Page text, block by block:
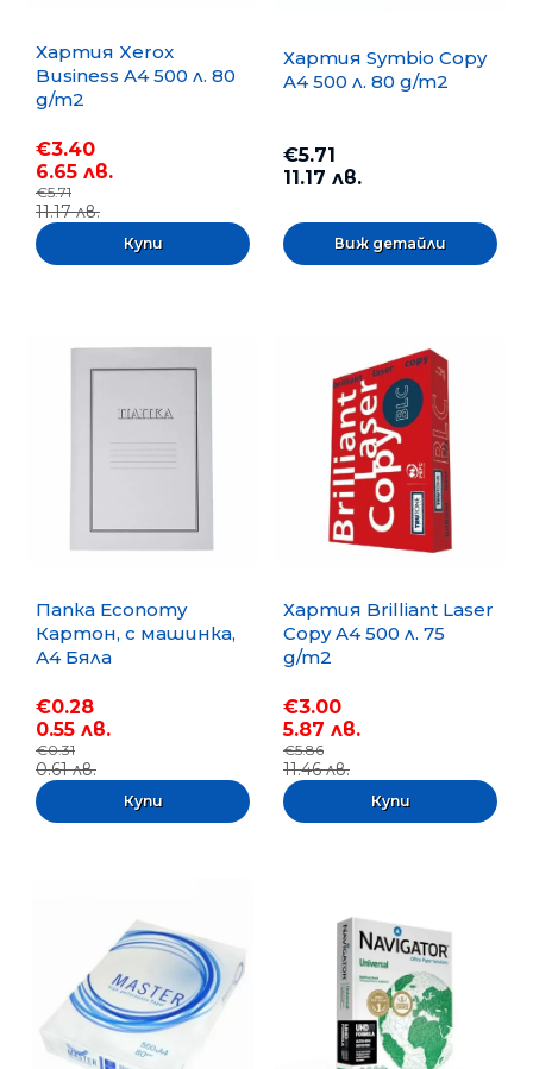
Хартия Xerox
Business A4 500 л. 80
g/m2
€3.40
6.65 лв.
€5.71
11.17 лв.
Хартия Symbio Copy
A4 500 л. 80 g/m2
€5.71
11.17 лв.
Виж детайли
Папка Economy
Картон, с машинка,
А4 Бяла
€0.28
0.55 лв.
€0.31
0.61 лв.
Хартия Brilliant Laser
Copy A4 500 л. 75
g/m2
€3.00
5.87 лв.
€5.86
11.46 лв.